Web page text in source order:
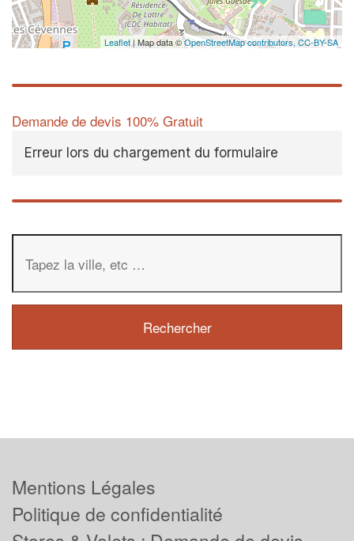
Leaflet| Map data ©OpenStreetMap contributors, CC-BY-SA
Demande de devis 100% Gratuit
Erreur lors du chargement du formulaire
Mentions Légales
Politique de confidentialité